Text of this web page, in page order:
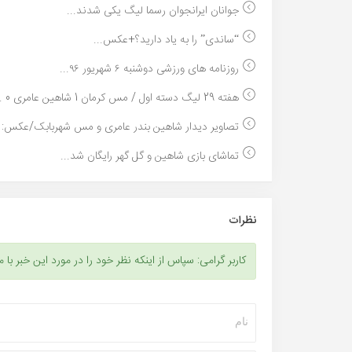
جوانان ایرانجوان رسما لیگ یکی شدند...
“ساندی” را به یاد دارید؟+عکس...
روزنامه های ورزشی دوشنبه ۶ شهریور ۹۶...
هفته 29 لیگ دسته اول / مس کرمان 1 شاهین عامری 0 ...
تصاویر دیدار شاهین بندر عامری و مس شهربابک/عکس:
تماشای بازی شاهین و گل گهر رایگان شد...
نظرات
کاربر گرامی: سپاس از اینکه نظر خود را در مورد این خبر